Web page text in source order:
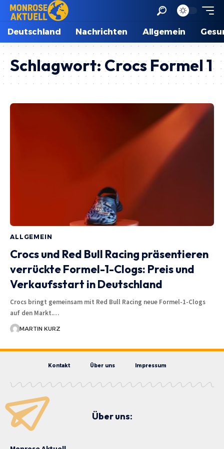
Deutschland Nachrichten Allgemein
Schlagwort:Crocs Formel 1
ALLGEMEIN
Crocs und Red Bull Racing präsentieren
verrückte Formel-1-Clogs: Preis und
Verkaufsstart in Deutschland
Crocs bringt gemeinsam mit Red Bull Racing neue Formel-1-Clogs
auf den Markt.…
MARTIN KURZ
Kontakt Über uns Impressum
Über uns: